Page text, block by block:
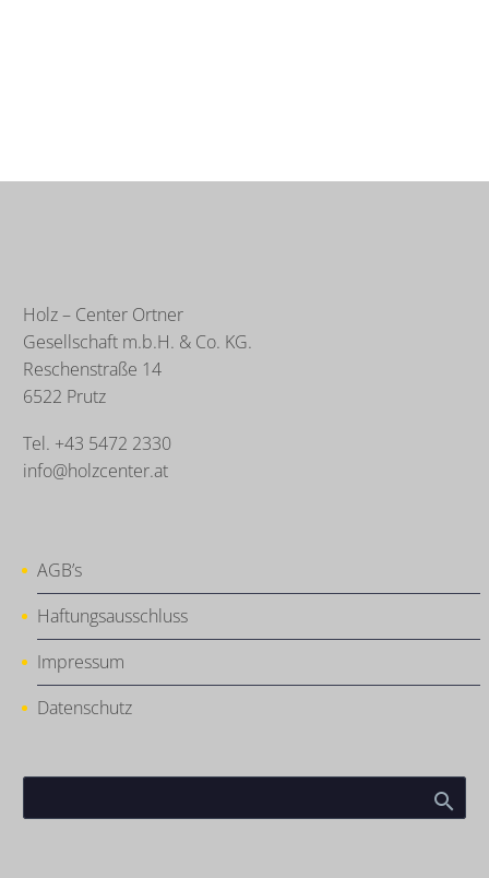
Holz – Center Ortner
Gesellschaft m.b.H. & Co. KG.
Reschenstraße 14
6522 Prutz
Tel. +43 5472 2330
info@holzcenter.at
AGB’s
Haftungsausschluss
Impressum
Datenschutz